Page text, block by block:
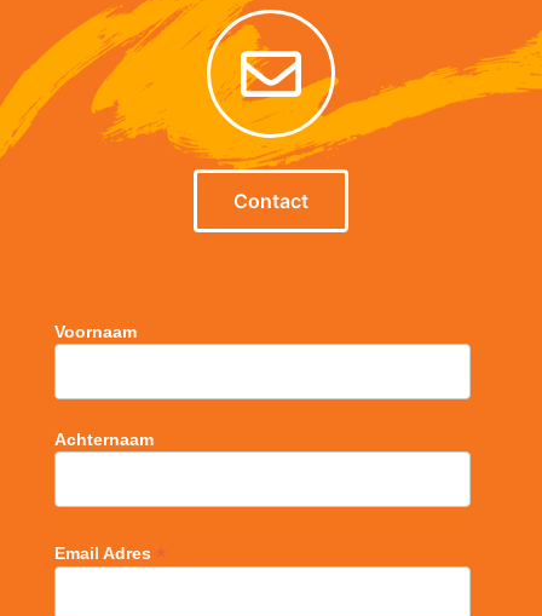
Contact
Voornaam
Achternaam
Email Adres *